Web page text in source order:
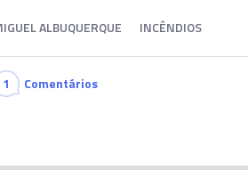
ALBUQUERQUE INCÊNDIOS
1 Comentários